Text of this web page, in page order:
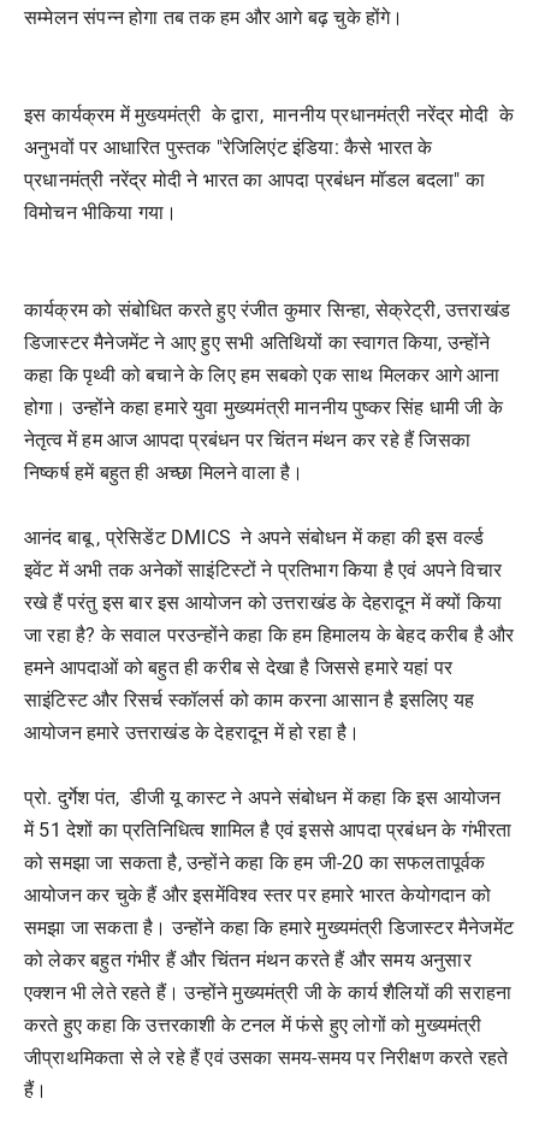
सम्मेलन संपन्न होगा तब तक हम और आगे बढ़ चुके होंगे।
इस कार्यक्रम में मुख्यमंत्री के द्वारा, माननीय प्रधानमंत्री नरेंद्र मोदी के
अनुभवों पर आधारित पुस्तक "रेजिलिएंट इंडिया: कैसे भारत के
प्रधानमंत्री नरेंद्र मोदी ने भारत का आपदा प्रबंधन मॉडल बदला" का
विमोचन भीकिया गया।
कार्यक्रम को संबोधित करते हुए रंजीत कुमार सिन्हा, सेक्रेट्री, उत्तराखंड
डिजास्टर मैनेजमेंट ने आए हुए सभी अतिथियों का स्वागत किया, उन्होंने
कहा कि पृथ्वी को बचाने के लिए हम सबको एक साथ मिलकर आगे आना
होगा। उन्होंने कहा हमारे युवा मुख्यमंत्री माननीय पुष्कर सिंह धामी जी के
नेतृत्व में हम आज आपदा प्रबंधन पर चिंतन मंथन कर रहे हैं जिसका
निष्कर्ष हमें बहुत ही अच्छा मिलने वाला है।
आनंद बाबू , प्रेसिडेंट DMICS ने अपने संबोधन में कहा की इस वर्ल्ड
इवेंट में अभी तक अनेकों साइंटिस्टों ने प्रतिभाग किया है एवं अपने विचार
रखे हैं परंतु इस बार इस आयोजन को उत्तराखंड के देहरादून में क्यों किया
जा रहा है? के सवाल परउन्होंने कहा कि हम हिमालय के बेहद करीब है और
हमने आपदाओं को बहुत ही करीब से देखा है जिससे हमारे यहां पर
साइंटिस्ट और रिसर्च स्कॉलर्स को काम करना आसान है इसलिए यह
आयोजन हमारे उत्तराखंड के देहरादून में हो रहा है।
प्रो. दुर्गेश पंत, डीजी यू कास्ट ने अपने संबोधन में कहा कि इस आयोजन
में 51 देशों का प्रतिनिधित्व शामिल है एवं इससे आपदा प्रबंधन के गंभीरता
को समझा जा सकता है, उन्होंने कहा कि हम जी-20 का सफलतापूर्वक
आयोजन कर चुके हैं और इसमेंविश्व स्तर पर हमारे भारत केयोगदान को
समझा जा सकता है। उन्होंने कहा कि हमारे मुख्यमंत्री डिजास्टर मैनेजमेंट
को लेकर बहुत गंभीर हैं और चिंतन मंथन करते हैं और समय अनुसार
एक्शन भी लेते रहते हैं। उन्होंने मुख्यमंत्री जी के कार्य शैलियों की सराहना
करते हुए कहा कि उत्तरकाशी के टनल में फंसे हुए लोगों को मुख्यमंत्री
जीप्राथमिकता से ले रहे हैं एवं उसका समय-समय पर निरीक्षण करते रहते
हैं।